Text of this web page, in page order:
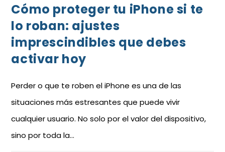
Cómo proteger tu iPhone si te
lo roban: ajustes
imprescindibles que debes
activar hoy
Perder o que te roben el iPhone es una de las
situaciones más estresantes que puede vivir
cualquier usuario. No solo por el valor del dispositivo,
sino por toda la…